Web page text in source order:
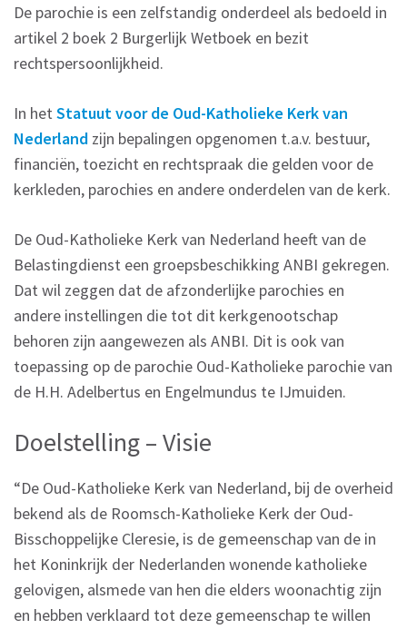
De parochie is een zelfstandig onderdeel als bedoeld in
artikel 2 boek 2 Burgerlijk Wetboek en bezit
rechtspersoonlijkheid.
In het Statuut voor de Oud-Katholieke Kerk van
Nederland zijn bepalingen opgenomen t.a.v. bestuur,
financiën, toezicht en rechtspraak die gelden voor de
kerkleden, parochies en andere onderdelen van de kerk.
De Oud-Katholieke Kerk van Nederland heeft van de
Belastingdienst een groepsbeschikking ANBI gekregen.
Dat wil zeggen dat de afzonderlijke parochies en
andere instellingen die tot dit kerkgenootschap
behoren zijn aangewezen als ANBI. Dit is ook van
toepassing op de parochie Oud-Katholieke parochie van
de H.H. Adelbertus en Engelmundus te IJmuiden.
Doelstelling – Visie
“De Oud-Katholieke Kerk van Nederland, bij de overheid
bekend als de Roomsch-Katholieke Kerk der Oud-
Bisschoppelijke Cleresie, is de gemeenschap van de in
het Koninkrijk der Nederlanden wonende katholieke
gelovigen, alsmede van hen die elders woonachtig zijn
en hebben verklaard tot deze gemeenschap te willen